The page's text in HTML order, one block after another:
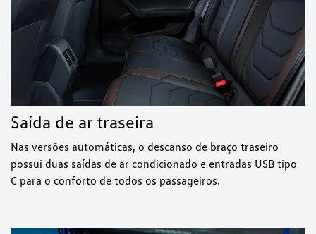
Saída de ar traseira
Nas versões automáticas, o descanso de braço traseiro
possui duas saídas de ar condicionado e entradas USB tipo
C para o conforto de todos os passageiros.